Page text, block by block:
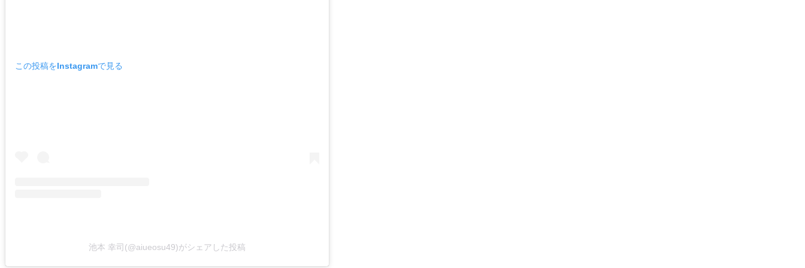
この投稿をInstagramで見る
池本 幸司(@aiueosu49)がシェアした投稿